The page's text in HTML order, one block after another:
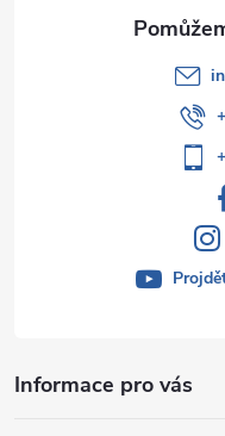
Informace pro vás